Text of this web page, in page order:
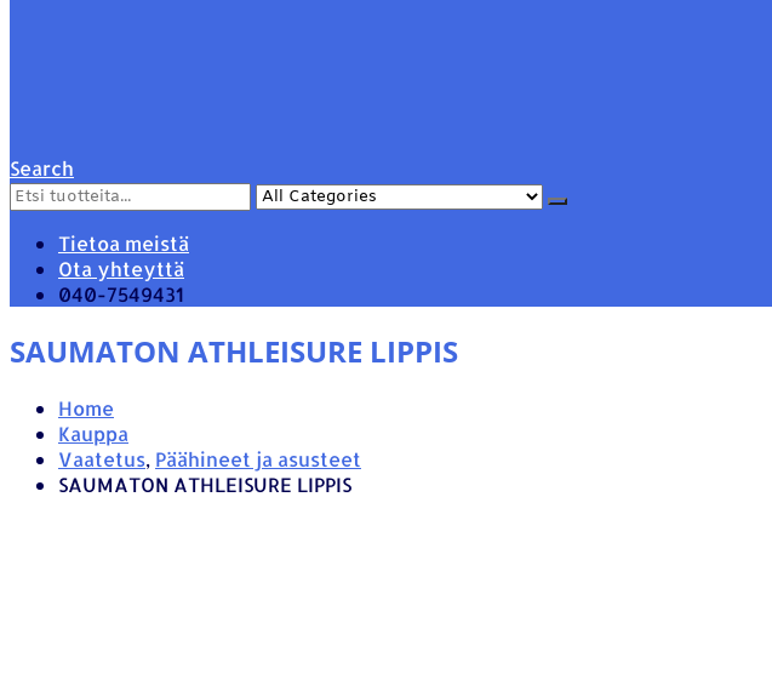
Search
Tietoa meistä
Ota yhteyttä
040-7549431
SAUMATON ATHLEISURE LIPPIS
Home
Kauppa
Vaatetus, Päähineet ja asusteet
SAUMATON ATHLEISURE LIPPIS